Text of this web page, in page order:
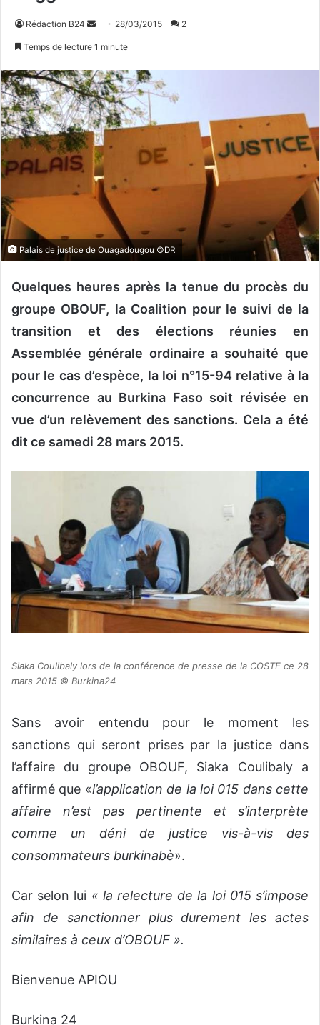
Rédaction B24
o
y
e
r
u
n
c
o
r
i
28/03/2015 2
Temps de lecture 1 minute
Palais de justice de Ouagadougou ©DR
Quelques heures après la tenue du procès du
groupe OBOUF, la Coalition pour le suivi de la
transition et des élections réunies en
Assemblée générale ordinaire a souhaité que
pour le cas d’espèce, la loi n°15-94 relative à la
concurrence au Burkina Faso soit révisée en
vue d’un relèvement des sanctions. Cela a été
dit ce samedi 28 mars 2015.
Siaka Coulibaly lors de la conférence de presse de la COSTE ce 28
mars 2015 © Burkina24
Sans avoir entendu pour le moment les
sanctions qui seront prises par la justice dans
l’affaire du groupe OBOUF, Siaka Coulibaly a
affirmé que «l’application de la loi 015 dans cette
affaire n’est pas pertinente et s’interprète
comme un déni de justice vis-à-vis des
consommateurs burkinabè».
Car selon lui « la relecture de la loi 015 s’impose
afin de sanctionner plus durement les actes
similaires à ceux d’OBOUF ».
Bienvenue APIOU
Burkina 24